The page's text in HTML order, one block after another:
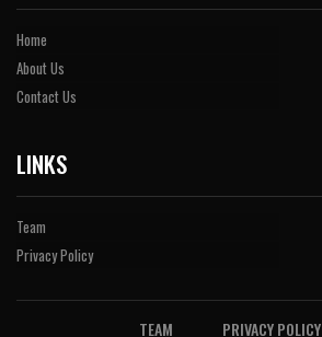
Home
About Us
Contact Us
LINKS
Team
Privacy Policy
TEAM PRIVACY POLICY